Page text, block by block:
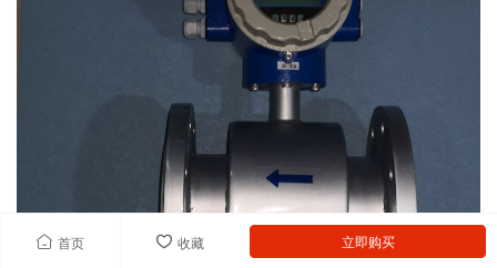
首页 收藏 立即购买